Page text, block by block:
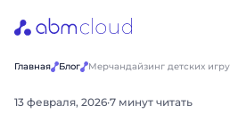
Главная Блог Мерчандайзинг детских
13 февраля, 2026·7 минут читать